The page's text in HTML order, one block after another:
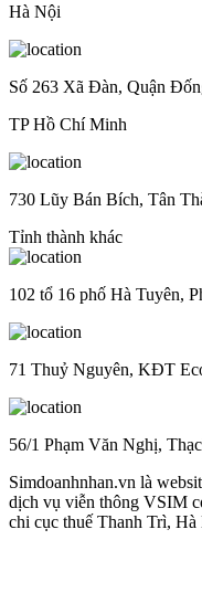
Hà Nội
Số 263 Xã Đàn, Quận
TP Hồ Chí Minh
730 Lũy Bán Bích, Tân
Tỉnh thành khác
102 tổ 16 phố Hà Tuyên,
71 Thuỷ Nguyên, KĐT
56/1 Phạm Văn Nghị,
Simdoanhnhan.vn là
dịch vụ viễn thông VSIM
chi cục thuế Thanh Trì, Hà